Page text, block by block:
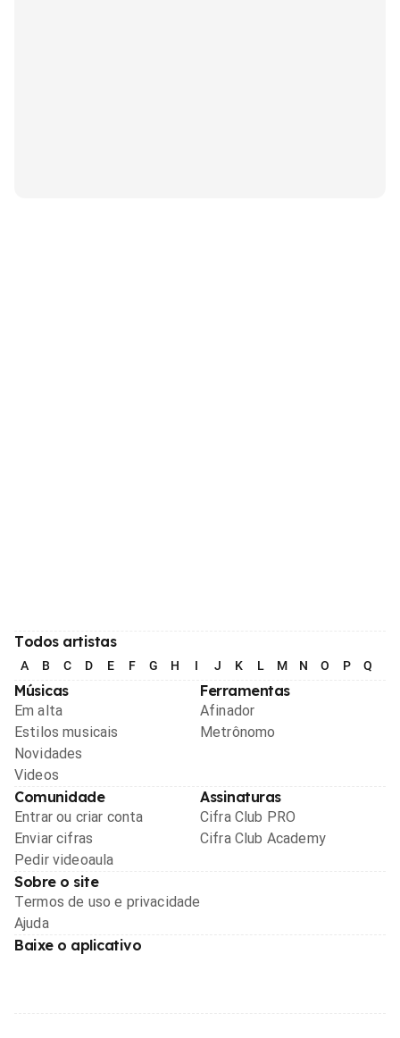
Todos artistas
A B C D E F G H I J K L M N O P Q
Músicas
Em alta
Estilos musicais
Novidades
Videos
Ferramentas
Afinador
Metrônomo
Comunidade
Entrar ou criar conta
Enviar cifras
Pedir videoaula
Assinaturas
Cifra Club PRO
Cifra Club Academy
Sobre o site
Termos de uso e privacidade
Ajuda
Baixe o aplicativo